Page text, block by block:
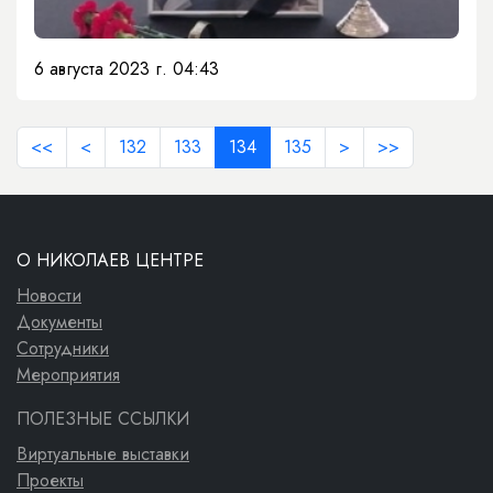
6 августа 2023 г. 04:43
<< < 132 133 134 135 > >>
О НИКОЛАЕВ ЦЕНТРЕ
Новости
Документы
Сотрудники
Мероприятия
ПОЛЕЗНЫЕ ССЫЛКИ
Виртуальные выставки
Проекты